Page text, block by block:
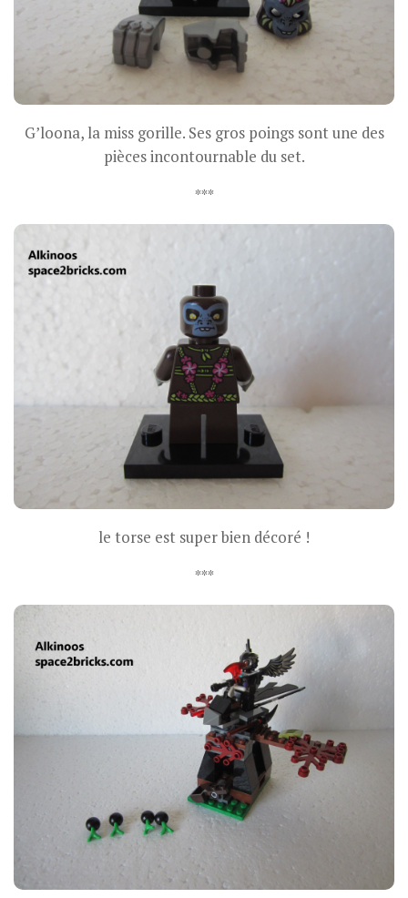
G’loona, la miss gorille. Ses gros poings sont une des
pièces incontournable du set.
***
le torse est super bien décoré !
***